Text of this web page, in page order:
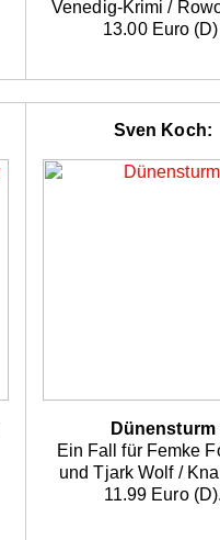
Venedig-Krimi /
13.00 Euro
Sven Koch:
Dünensturm
Ein Fall für Femke
und Tjark Wolf /
11.99 Euro